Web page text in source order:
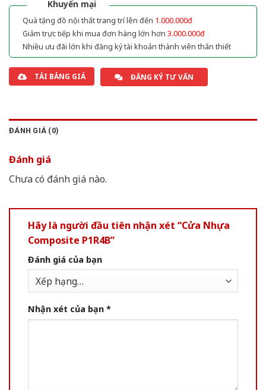
Khuyến mại
Quà tặng đồ nội thất trang trí lên đến 1.000.000đ
Giảm trực tiếp khi mua đơn hàng lớn hơn 3.000.000đ
Nhiều ưu đãi lớn khi đăng ký tài khoản thành viên thân thiết
TẢI BẢNG GIÁ ĐĂNG KÝ TƯ VẤN
ĐÁNH GIÁ (0)
Đánh giá
Chưa có đánh giá nào.
Hãy là người đầu tiên nhận xét “Cửa Nhựa
Composite P1R4B”
Đánh giá của bạn
Nhận xét của bạn *